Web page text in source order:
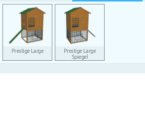
Prestige Large Prestige Large
Spiegel